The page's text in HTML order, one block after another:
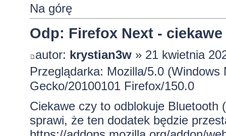
Na górę
Odp: Firefox Next -
autor: krystian3w» 21 kwietnia
Przeglądarka: Mozilla/5.0
Gecko/20100101 Firefox/150.0
Ciekawe czy to odblokuje Bluetooth (
sprawi, że ten dodatek będzie